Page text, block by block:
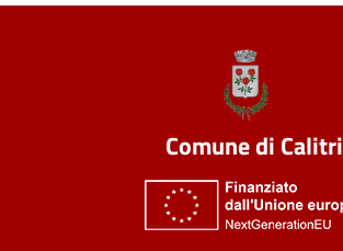
Comune di Calitri